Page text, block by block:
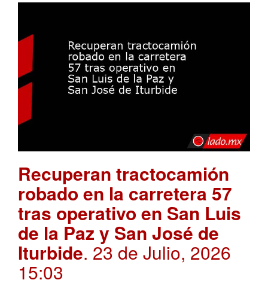
Recuperan tractocamión
robado en la carretera 57
tras operativo en San Luis
de la Paz y San José de
Iturbide. 23 de Julio, 2026
15:03